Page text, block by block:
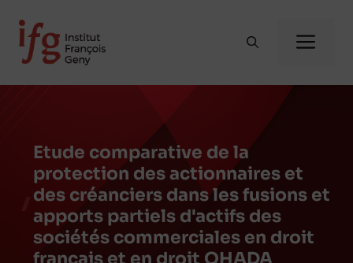
contenu
Etude comparative de la
protection des actionnaires et
des créanciers dans les fusions et
apports partiels d'actifs des
sociétés commerciales en droit
français et en droit OHADA